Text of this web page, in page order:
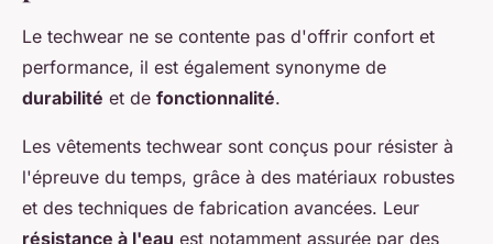
Le techwear ne se contente pas d'offrir confort et
performance, il est également synonyme de
durabilité et de fonctionnalité.
Les vêtements techwear sont conçus pour résister à
l'épreuve du temps, grâce à des matériaux robustes
et des techniques de fabrication avancées. Leur
résistance à l'eau est notamment assurée par des